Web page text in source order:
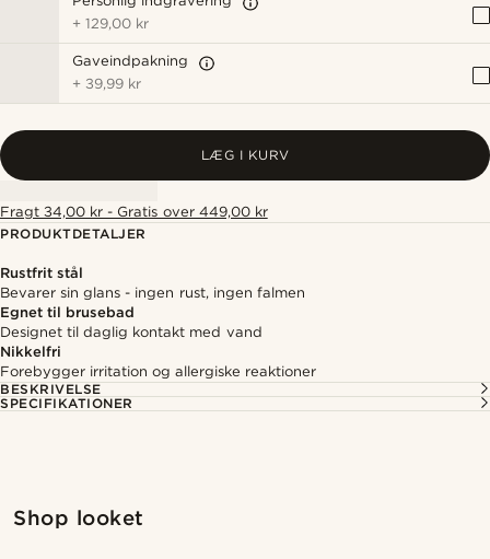
+129,00 kr
Gaveindpakning
+ 39,99 kr
LÆG I KURV
Fragt 34,00 kr - Gratis over 449,00 kr
PRODUKTDETALJER
Rustfrit stål
Bevarer sin glans - ingen rust, ingen falmen
Egnet til brusebad
Designet til daglig kontakt med vand
Nikkelfri
Forebygger irritation og allergiske reaktioner
BESKRIVELSE
SPECIFIKATIONER
Shop looket